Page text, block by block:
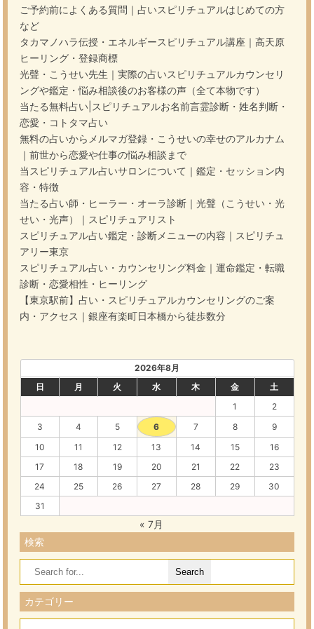
ご予約前によくある質問｜占いスピリチュアルはじめての方
など
タカマノハラ伝授・エネルギースピリチュアル講座｜高天原
ヒーリング・登録商標
光聲・こうせい先生｜実際の占いスピリチュアルカウンセリ
ングや鑑定・悩み相談後のお客様の声（全て本物です）
当たる無料占い|スピリチュアルお名前言霊診断・姓名判断・
恋愛・コトタマ占い
無料の占いからメルマガ登録・こうせいの幸せのアルカナム
｜前世から恋愛や仕事の悩み相談まで
当スピリチュアル占いサロンについて｜鑑定・セッション内
容・特徴
当たる占い師・ヒーラー・オーラ診断｜光聲（こうせい・光
せい・光声）｜スピリチュアリスト
スピリチュアル占い鑑定・診断メニューの内容｜スピリチュ
アリー東京
スピリチュアル占い・カウンセリング料金｜運命鑑定・転職
診断・恋愛相性・ヒーリング
【東京駅前】占い・スピリチュアルカウンセリングのご案
内・アクセス｜銀座有楽町日本橋から徒歩数分
2026年8月
日
月 火 水 木 金
土
1
2
3
4 5 6 7 8
9
10
11 12 13 14 15
16
17
18 19 20 21 22
23
24
25 26 27 28 29
30
31
« 7月
検索
Search
for:
カテゴリー